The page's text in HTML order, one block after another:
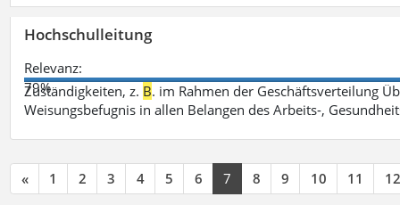
Hochschulleitung
Relevanz:
79%
Zuständigkeiten, z. B. im Rahmen der Geschäftsverteilung
Weisungsbefugnis in allen Belangen des Arbeits-,
« 1 2 3 4 5 6 7 8 9 10 11 12